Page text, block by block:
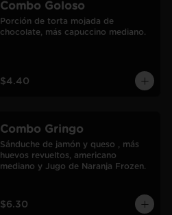
Combo Goloso
Porción de torta mojada de
chocolate, más capuccino mediano.
$4.40
Combo Gringo
Sánduche de jamón y queso , más
huevos revueltos, americano
mediano y Jugo de Naranja Frozen.
$6.30